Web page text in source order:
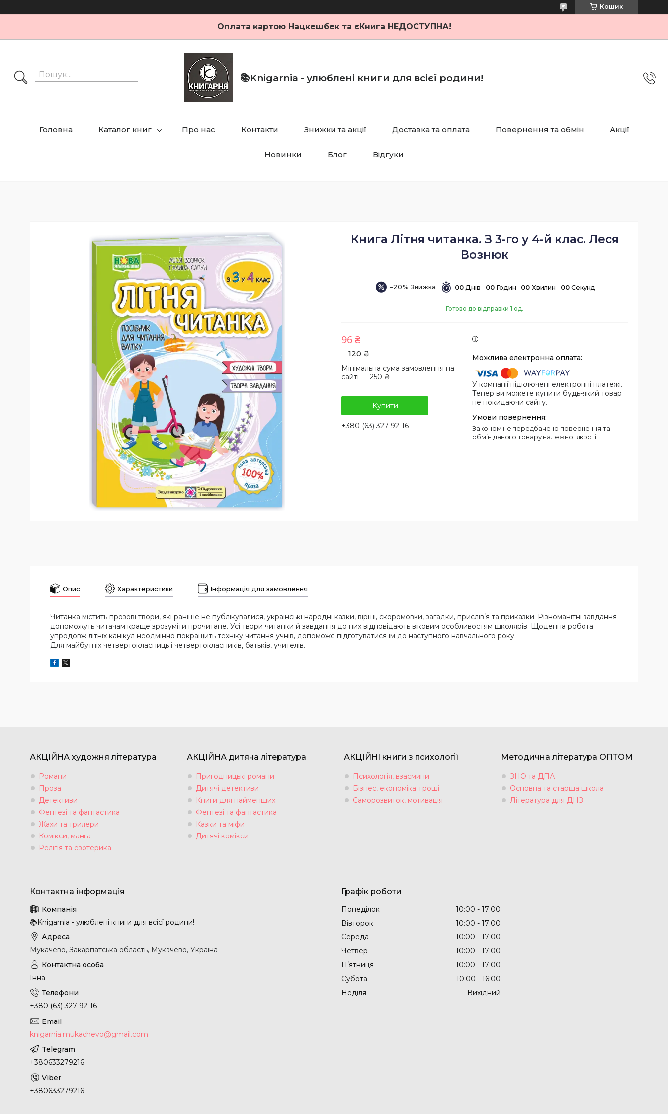
Кошик
Оплата картою Нацкешбек та єКнига НЕДОСТУПНА!
📚Knigarnia - улюблені книги для всієї родини!
Головна Каталог книг Про нас Контакти Знижки та акції Доставка та оплата Повернення та обмін Акції
Новинки Блог Відгуки
Книга Літня читанка. З 3-го у 4-й клас. Леся
Вознюк
–20% 00 Днів 00 Годин 00 Хвилин 00 Секунд
Готово до відправки 1 од.
120 ₴
96 ₴
Мінімальна сума замовлення на
сайті — 250 ₴
Купити
+380 (63) 327-92-16
У компанії підключені електронні платежі.
Тепер ви можете купити будь-який товар
не покидаючи сайту.
Законом не передбачено повернення та
обмін даного товару належної якості
Опис Характеристики Інформація для замовлення
Читанка містить прозові твори, які раніше не публікувалися, українські народні казки, вірші, скоромовки, загадки, прислівʼя та приказки. Різноманітні завдання
допоможуть читачам краще зрозуміти прочитане. Усі твори читанки й завдання до них відповідають віковим особливостям школярів. Щоденна робота
упродовж літніх канікул неодмінно покращить техніку читання учнів, допоможе підготуватися їм до наступного навчального року.
Для майбутніх четвертокласниць і четвертокласників, батьків, учителів.
АКЦІЙНА художня література
Романи
Проза
Детективи
Фентезі та фантастика
Жахи та трилери
Комікси, манга
Релігія та езотерика
АКЦІЙНА дитяча література
Пригодницькі романи
Дитячі детективи
Книги для найменших
Фентезі та фантастика
Казки та міфи
Дитячі комікси
АКЦІЙНІ книги з психології
Психологія, взаємини
Бізнес, економіка, гроші
Саморозвиток, мотивація
Методична література ОПТОМ
ЗНО та ДПА
Основна та старша школа
Література для ДНЗ
📚Knigarnia - улюблені книги для всієї родини!
Мукачево, Закарпатська область, Мукачево, Україна
Інна
+380 (63) 327-92-16
knigarnia.mukachevo@gmail.com
+380633279216
+380633279216
Графік роботи
Понеділок 10:00
17:00
Вівторок
10:00
17:00
Середа
10:00
17:00
Четвер
10:00
17:00
Пʼятниця
10:00
17:00
Субота
10:00
16:00
Неділя
Вихідний